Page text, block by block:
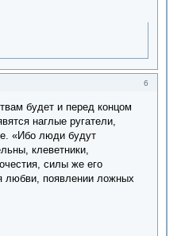
6
будет и перед концом
наглые ругатели,
«Ибо люди будут
клеветники,
силы же его
любви, появлении ложных